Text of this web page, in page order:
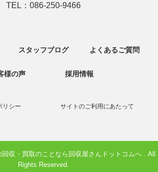
TEL：086-250-9466
スタッフブログ よくあるご質問
様の声 採用情報
リシー サイトのご利用にあたって
収・買取のことなら回収屋さんドットコムへ . All
Rights Reserved.